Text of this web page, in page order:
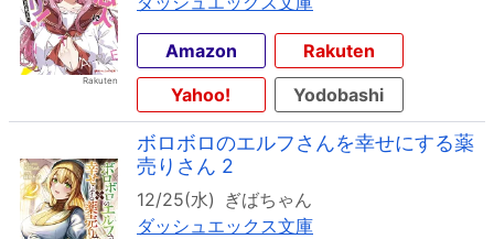
Amazon
Rakuten
Yahoo!
Yodobashi
ボロボロのエルフさんを幸せにする薬
売りさん 2
12/25(水) ぎばちゃん
ダッシュエックス文庫